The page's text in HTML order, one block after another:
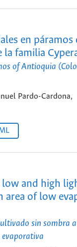
en páramos
familia
of Antioquia
Pardo-Cardona,
and high
area of low
sin sombra
evaporativa